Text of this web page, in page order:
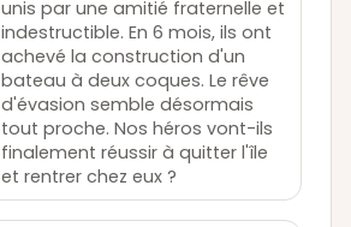
unis par une amitié fraternelle et
indestructible. En 6 mois, ils ont
achevé la construction d'un
bateau à deux coques. Le rêve
d'évasion semble désormais
tout proche. Nos héros vont-ils
finalement réussir à quitter l'île
et rentrer chez eux ?